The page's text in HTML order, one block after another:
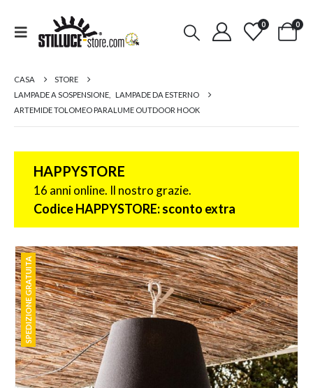
0 0
CASA
STORE
LAMPADE A SOSPENSIONE
LAMPADE DA ESTERNO
ARTEMIDE TOLOMEO PARALUME OUTDOOR HOOK
HAPPYSTORE
16 anni online. Il nostro grazie.
Codice HAPPYSTORE: sconto extra
SPEDIZIONE GRATUITA
SPEDIZIONE GRATUITA